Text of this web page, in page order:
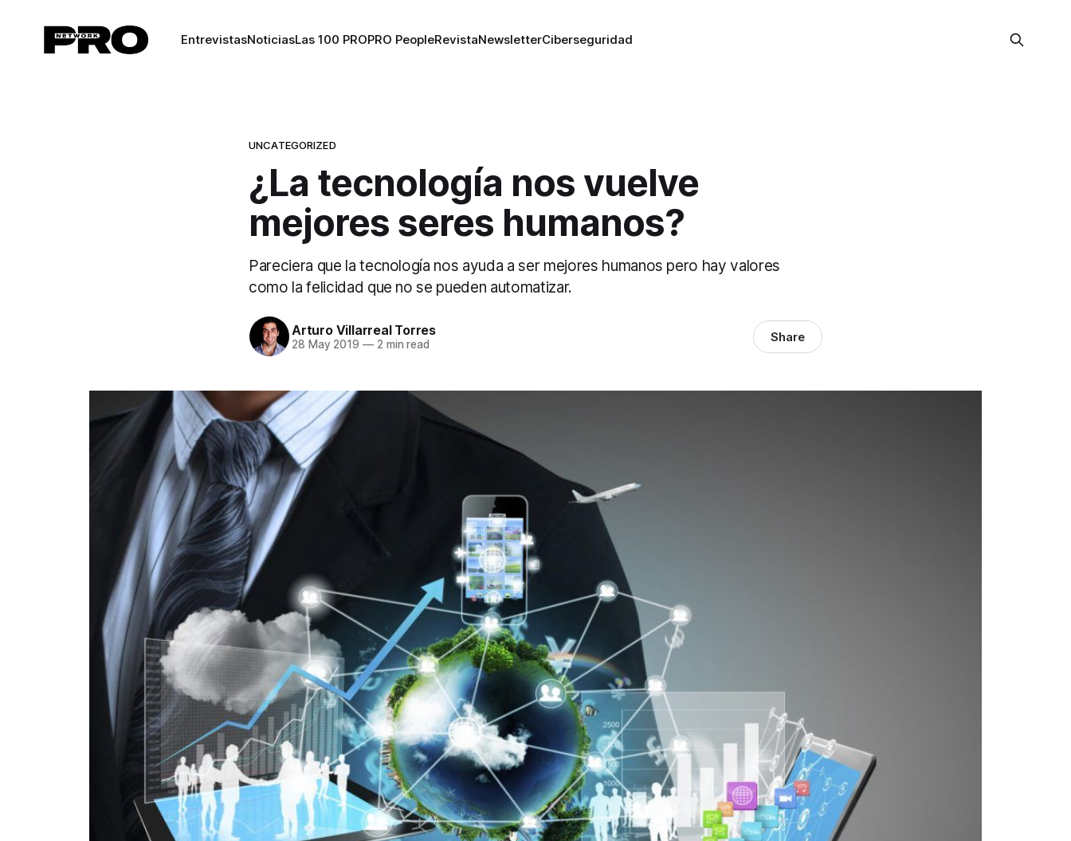
EntrevistasNoticiasLas 100 PROPRO PeopleRevistaNewsletterCiberseguridad
UNCATEGORIZED
¿La tecnología nos vuelve
mejores seres humanos?
Pareciera que la tecnología nos ayuda a ser mejores humanos pero hay valores
como la felicidad que no se pueden automatizar.
Arturo Villarreal Torres
28 May 2019 —2 min read Share